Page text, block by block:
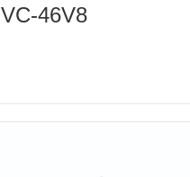
VC-46V8